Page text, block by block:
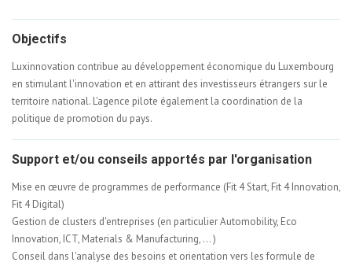
Objectifs
Luxinnovation contribue au développement économique du Luxembourg
en stimulant l'innovation et en attirant des investisseurs étrangers sur le
territoire national. L'agence pilote également la coordination de la
politique de promotion du pays.
Support et/ou conseils apportés par l'organisation
Mise en œuvre de programmes de performance (Fit 4 Start, Fit 4 Innovation,
Fit 4 Digital)
Gestion de clusters d'entreprises (en particulier Automobility, Eco
Innovation, ICT, Materials & Manufacturing, ... )
Conseil dans l'analyse des besoins et orientation vers les formule de